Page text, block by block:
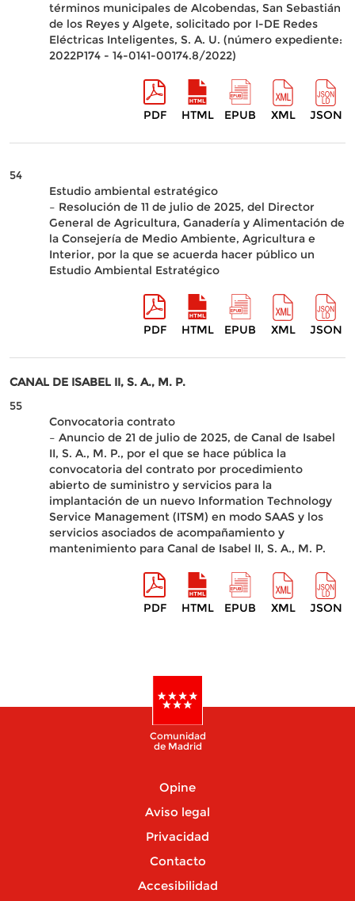
términos municipales de Alcobendas, San Sebastián
de los Reyes y Algete, solicitado por I-DE Redes
Eléctricas Inteligentes, S. A. U. (número expediente:
2022P174 - 14-0141-00174.8/2022)
PDF HTML EPUB XML JSON
54
Estudio ambiental estratégico
– Resolución de 11 de julio de 2025, del Director
General de Agricultura, Ganadería y Alimentación de
la Consejería de Medio Ambiente, Agricultura e
Interior, por la que se acuerda hacer público un
Estudio Ambiental Estratégico
PDF HTML EPUB XML JSON
CANAL DE ISABEL II, S. A., M. P.
55
Convocatoria contrato
– Anuncio de 21 de julio de 2025, de Canal de Isabel
II, S. A., M. P., por el que se hace pública la
convocatoria del contrato por procedimiento
abierto de suministro y servicios para la
implantación de un nuevo Information Technology
Service Management (ITSM) en modo SAAS y los
servicios asociados de acompañamiento y
mantenimiento para Canal de Isabel II, S. A., M. P.
PDF HTML EPUB XML JSON
Comunidad
de Madrid
Opine
Aviso legal
Privacidad
Contacto
Accesibilidad